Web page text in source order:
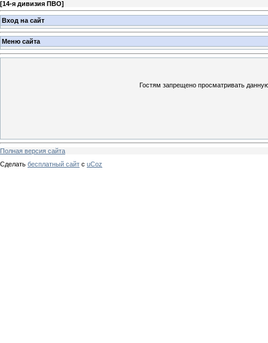
[14-я дивизия ПВО]
Вход на сайт
Меню сайта
Гостям запрещено просматривать
Полная версия сайта
Сделать бесплатный сайт с uCoz